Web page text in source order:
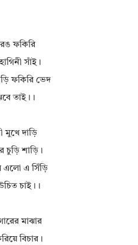
ফকিরি
সাঁই।
ফকিরি ভেদ
তাই।।
মুখে দাড়ি
চুড়ি শাড়ি।
এলো এ সিঁড়ি
চাই।।
মাঝার
বিচার।